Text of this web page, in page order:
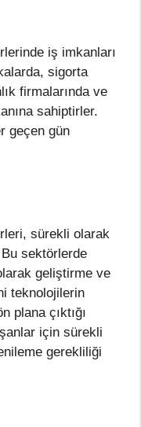
iş imkanları
sigorta
firmalarında ve
sahiptirler.
geçen gün
sürekli olarak
sektörlerde
geliştirme ve
teknolojilerin
plana çıktığı
için sürekli
gerekliliği